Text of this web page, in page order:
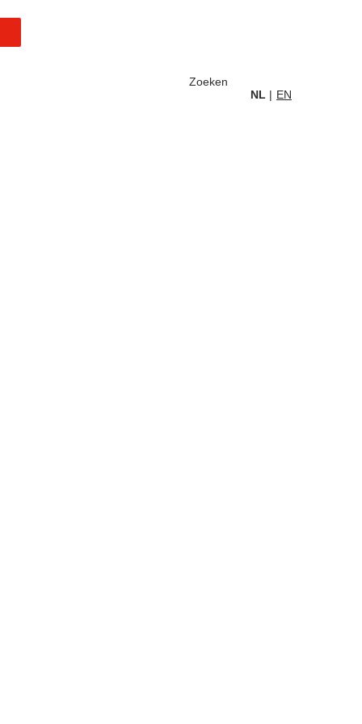
Zoeken
NL
EN